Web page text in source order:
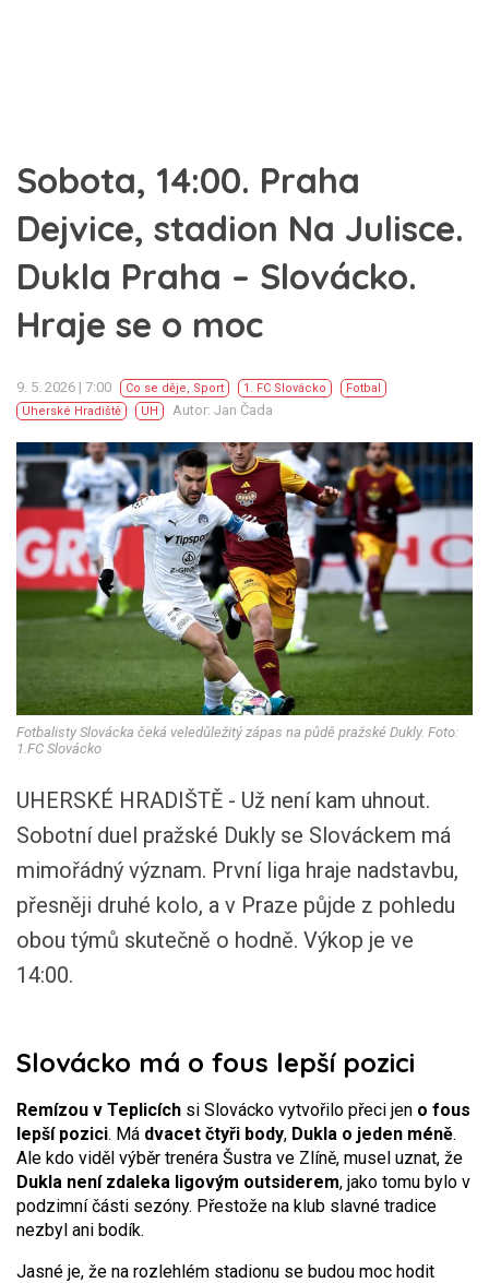
Sobota, 14:00. Praha
Dejvice, stadion Na Julisce.
Dukla Praha – Slovácko.
Hraje se o moc
9. 5. 2026 | 7:00 Co se děje, Sport 1. FC Slovácko
Fotbal
Uherské Hradiště
UH Autor: Jan Čada
Fotbalisty Slovácka čeká veledůležitý zápas na půdě pražské Dukly. Foto:
1.FC Slovácko
UHERSKÉ HRADIŠTĚ - Už není kam uhnout.
Sobotní duel pražské Dukly se Slováckem má
mimořádný význam. První liga hraje nadstavbu,
přesněji druhé kolo, a v Praze půjde z pohledu
obou týmů skutečně o hodně. Výkop je ve
14:00.
Slovácko má o fous lepší pozici
Remízou v Teplicích si Slovácko vytvořilo přeci jen o fous
lepší pozici. Má dvacet čtyři body, Dukla o jeden méně.
Ale kdo viděl výběr trenéra Šustra ve Zlíně, musel uznat, že
Dukla není zdaleka ligovým outsiderem, jako tomu bylo v
podzimní části sezóny. Přestože na klub slavné tradice
nezbyl ani bodík.
Jasné je, že na rozlehlém stadionu se budou moc hodit